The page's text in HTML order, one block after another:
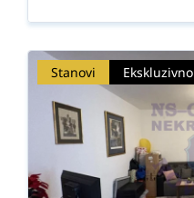
Stanovi Ekskluzivno